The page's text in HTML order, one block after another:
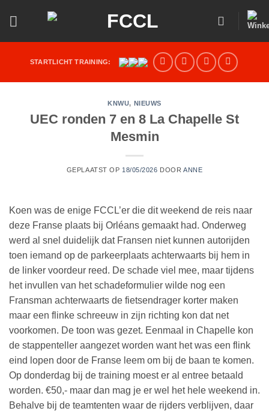
STARTLICHT TRAINING:
KNWU, NIEUWS
UEC ronden 7 en 8 La Chapelle St
Mesmin
GEPLAATST OP 18/05/2026 DOOR ANNE
Koen was de enige FCCL’er die dit weekend de reis naar
deze Franse plaats bij Orléans gemaakt had. Onderweg
werd al snel duidelijk dat Fransen niet kunnen autorijden
toen iemand op de parkeerplaats achterwaarts bij hem in
de linker voordeur reed. De schade viel mee, maar tijdens
het invullen van het schadeformulier wilde nog een
Fransman achterwaarts de fietsendrager korter maken
maar een flinke schreeuw in zijn richting kon dat net
voorkomen. De toon was gezet. Eenmaal in Chapelle kon
de stappenteller aangezet worden want het was een flink
eind lopen door de Franse leem om bij de baan te komen.
Op donderdag bij de training moest er al entree betaald
worden. €50,- maar dan mag je er wel het hele weekend in.
Behalve bij de teamtenten waar de rijders verblijven, daar